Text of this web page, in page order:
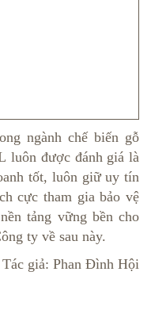
ngành chế biến gỗ
luôn được đánh giá là
tốt, luôn giữ uy tín
cực tham gia bảo vệ
tảng vững bền cho
ty về sau này.
Tác giả: Phan Đình Hội